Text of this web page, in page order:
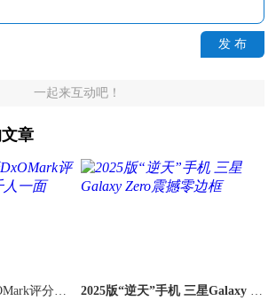
发 布
一起来互动吧！
章
评分标
2025版“逆天”手机 三星Galaxy Ze